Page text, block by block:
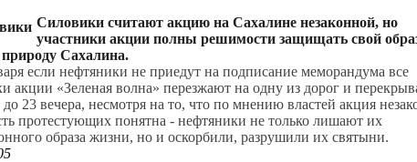
Силовики считают акцию на Сахалине незаконной, но
участники акции полны решимости защищать свой
Сахалина.
если нефтяники не приедут на подписание меморандума все
акции «Зеленая волна» перезжают на одну из дорог и
до 23 вечера, несмотря на то, что по мнению властей акция
протестующих понятна - нефтяники не только лишают их
образа жизни, но и оскорбили, разрушили их святыни.